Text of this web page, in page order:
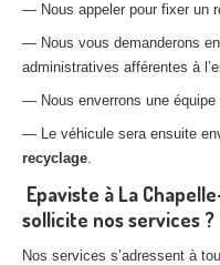
— Nous appeler pour fixer un
— Nous vous demanderons
administratives afférentes à
— Nous enverrons une équipe
— Le véhicule sera ensuite
recyclage.
Epaviste à La
sollicite nos services ?
Nos services s’adressent à